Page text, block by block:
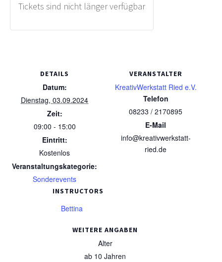
DETAILS
Datum:
Dienstag, 03.09.2024
Zeit:
09:00 - 15:00
Eintritt:
Kostenlos
Veranstaltungskategorie:
Sonderevents
VERANSTALTER
KreativWerkstatt Ried e.V.
Telefon
08233 / 2170895
E-Mail
info@kreativwerkstatt-
ried.de
INSTRUCTORS
Bettina
WEITERE ANGABEN
Alter
ab 10 Jahren
Tickets sind nicht länger verfügbar